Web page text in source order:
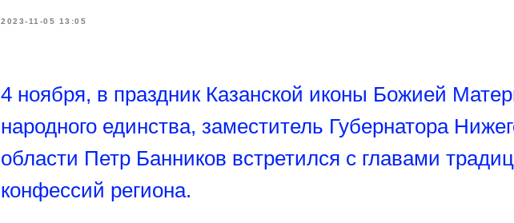
2023-11-05 13:05
4 ноября, в праздник Казанской иконы Божией
народного единства, заместитель Губернатора
области Петр Банников встретился с главами
конфессий региона.